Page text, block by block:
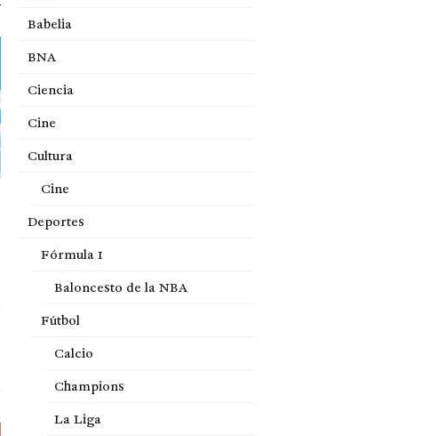
Babelia
BNA
Ciencia
Cine
Cultura
Cine
Deportes
Fórmula 1
Baloncesto de la NBA
Fútbol
Calcio
Champions
La Liga